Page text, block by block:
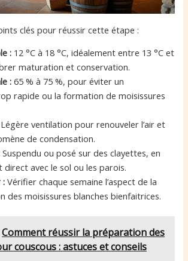
clés pour réussir cette étape :
: 12 °C à 18 °C, idéalement entre 13 °C et
maturation et conservation.
:65 % à 75 %, pour éviter un
rapide ou la formation de moisissures
Légère ventilation pour renouveler l’air et
de condensation.
Suspendu ou posé sur des clayettes, en
avec le sol ou les parois.
: Vérifier chaque semaine l’aspect de la
des moisissures blanches bienfaitrices.
Comment réussir la préparation des
couscous : astuces et conseils